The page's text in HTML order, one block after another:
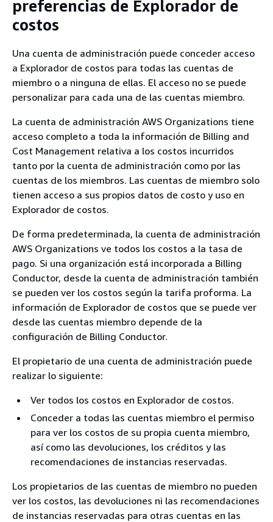
preferencias de Explorador de
costos
Una cuenta de administración puede conceder acceso
a Explorador de costos para todas las cuentas de
miembro o a ninguna de ellas. El acceso no se puede
personalizar para cada una de las cuentas miembro.
La cuenta de administración AWS Organizations tiene
acceso completo a toda la información de Billing and
Cost Management relativa a los costos incurridos
tanto por la cuenta de administración como por las
cuentas de los miembros. Las cuentas de miembro solo
tienen acceso a sus propios datos de costo y uso en
Explorador de costos.
De forma predeterminada, la cuenta de administración
AWS Organizations ve todos los costos a la tasa de
pago. Si una organización está incorporada a Billing
Conductor, desde la cuenta de administración también
se pueden ver los costos según la tarifa proforma. La
información de Explorador de costos que se puede ver
desde las cuentas miembro depende de la
configuración de Billing Conductor.
El propietario de una cuenta de administración puede
realizar lo siguiente:
Ver todos los costos en Explorador de costos.
Conceder a todas las cuentas miembro el permiso
para ver los costos de su propia cuenta miembro,
así como las devoluciones, los créditos y las
recomendaciones de instancias reservadas.
Los propietarios de las cuentas de miembro no pueden
ver los costos, las devoluciones ni las recomendaciones
de instancias reservadas para otras cuentas en las